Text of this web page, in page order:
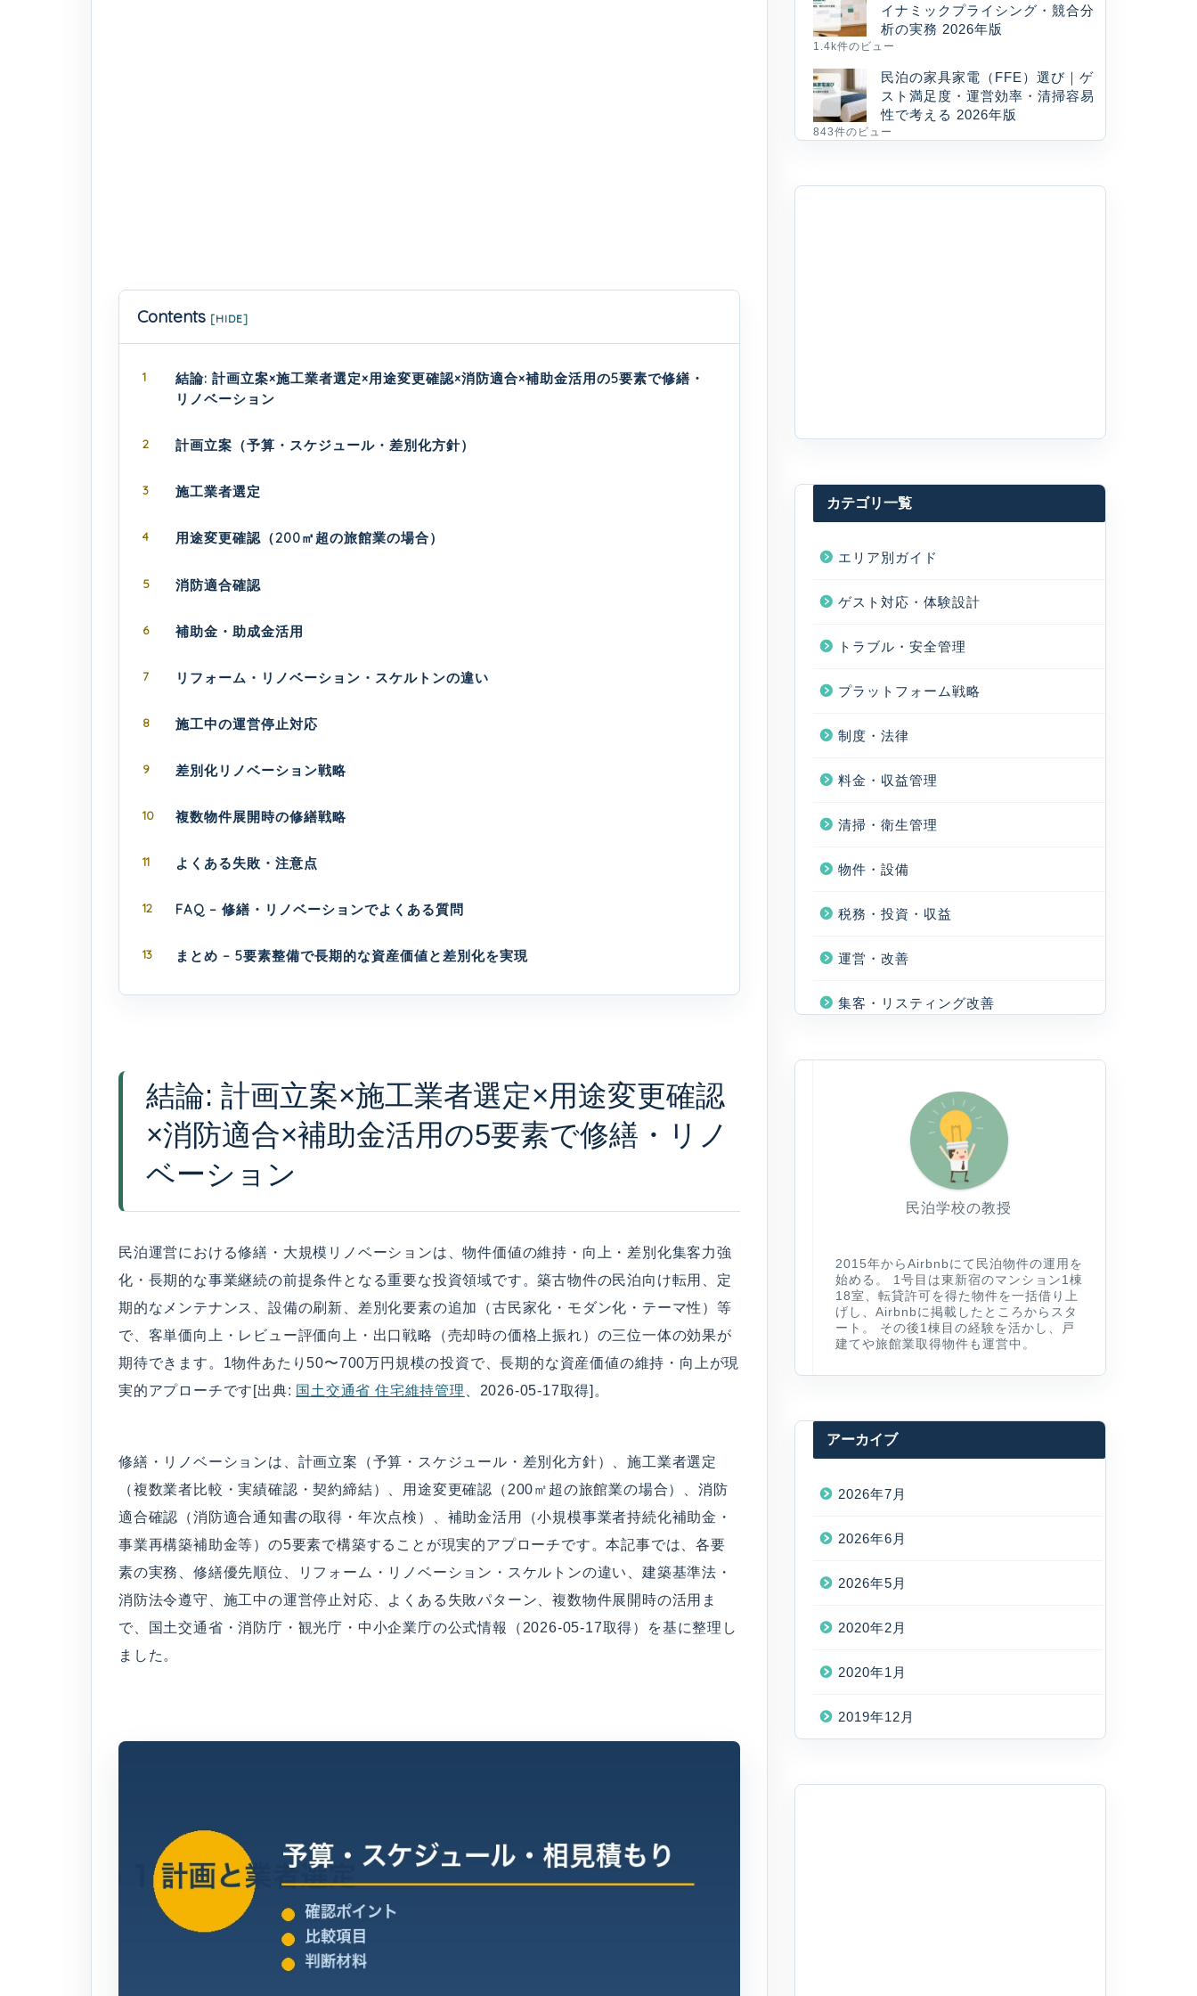
Contents [HIDE]
1
結論: 計画立案×施工業者選定×用途変更確認×消防適合×補助金活用の5要素で修繕・
リノベーション
2 計画立案（予算・スケジュール・差別化方針）
3 施工業者選定
4 用途変更確認（200㎡超の旅館業の場合）
5 消防適合確認
6 補助金・助成金活用
7 リフォーム・リノベーション・スケルトンの違い
8 施工中の運営停止対応
9 差別化リノベーション戦略
10 複数物件展開時の修繕戦略
11 よくある失敗・注意点
12 FAQ – 修繕・リノベーションでよくある質問
13 まとめ – 5要素整備で長期的な資産価値と差別化を実現
結論: 計画立案×施工業者選定×用途変更確認
×消防適合×補助金活用の5要素で修繕・リノ
ベーション
民泊運営における修繕・大規模リノベーションは、物件価値の維持・向上・差別化集客力強
化・長期的な事業継続の前提条件となる重要な投資領域です。築古物件の民泊向け転用、定
期的なメンテナンス、設備の刷新、差別化要素の追加（古民家化・モダン化・テーマ性）等
で、客単価向上・レビュー評価向上・出口戦略（売却時の価格上振れ）の三位一体の効果が
期待できます。1物件あたり50〜700万円規模の投資で、長期的な資産価値の維持・向上が現
実的アプローチです[出典: 国土交通省 住宅維持管理 、2026-05-17取得]。
修繕・リノベーションは、計画立案（予算・スケジュール・差別化方針）、施工業者選定
（複数業者比較・実績確認・契約締結）、用途変更確認（200㎡超の旅館業の場合）、消防
適合確認（消防適合通知書の取得・年次点検）、補助金活用（小規模事業者持続化補助金・
事業再構築補助金等）の5要素で構築することが現実的アプローチです。本記事では、各要
素の実務、修繕優先順位、リフォーム・リノベーション・スケルトンの違い、建築基準法・
消防法令遵守、施工中の運営停止対応、よくある失敗パターン、複数物件展開時の活用ま
で、国土交通省・消防庁・観光庁・中小企業庁の公式情報（2026-05-17取得）を基に整理し
ました。
イナミックプライシング・競合分
析の実務 2026年版
1.4k件のビュー
民泊の家具家電（FFE）選び｜ゲ
スト満足度・運営効率・清掃容易
性で考える 2026年版
843件のビュー
カテゴリ一覧
エリア別ガイド
ゲスト対応・体験設計
トラブル・安全管理
プラットフォーム戦略
制度・法律
料金・収益管理
清掃・衛生管理
物件・設備
税務・投資・収益
運営・改善
集客・リスティング改善
民泊学校の教授
2015年からAirbnbにて民泊物件の運用を
始める。 1号目は東新宿のマンション1棟
18室、転貸許可を得た物件を一括借り上
げし、Airbnbに掲載したところからスタ
ート。 その後1棟目の経験を活かし、戸
建てや旅館業取得物件も運営中。
アーカイブ
2026年7月
2026年6月
2026年5月
2020年2月
2020年1月
2019年12月